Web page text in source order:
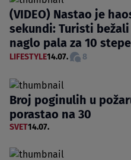
(VIDEO) Nastao je
sekundi: Turisti
naglo pala za 10
LIFESTYLE14.07. 8
Broj poginulih u
porastao na 30
SVET14.07.